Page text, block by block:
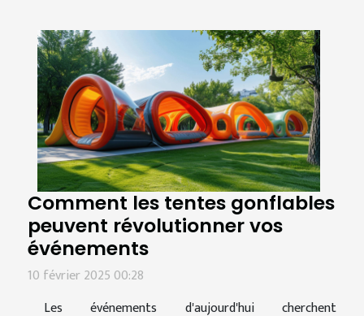
Comment les tentes gonflables
peuvent révolutionner vos
événements
10 février 2025 00:28
Les événements d'aujourd'hui cherchent